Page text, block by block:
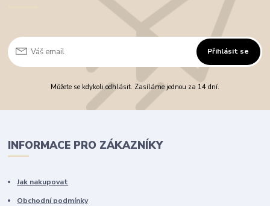
Přihlásit se
Můžete se kdykoli odhlásit. Zasíláme jednou za 14 dní.
INFORMACE PRO ZÁKAZNÍKY
Jak nakupovat
Obchodní podmínky